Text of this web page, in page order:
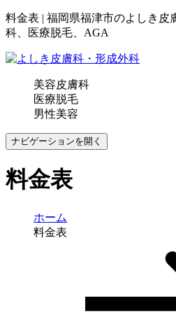
料金表 | 福岡県福津市のよしき皮
科、医療脱毛、AGA
美容皮膚科
医療脱毛
男性美容
ナビゲーションを開く
料金表
ホーム
料金表